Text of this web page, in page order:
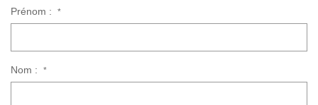
Prénom : *
Nom : *